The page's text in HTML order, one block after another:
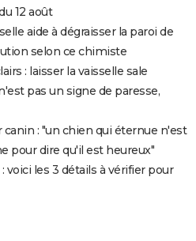
12 août
aide à dégraisser la paroi de
selon ce chimiste
: laisser la vaisselle sale
pas un signe de paresse,
canin : "un chien qui éternue n'est
pour dire qu'il est heureux"
voici les 3 détails à vérifier pour